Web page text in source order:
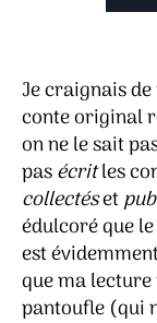
Je craignais
conte original
on ne le sait
pasécritles
collectéset
édulcoré que
est
que ma lecture
pantoufle (qui